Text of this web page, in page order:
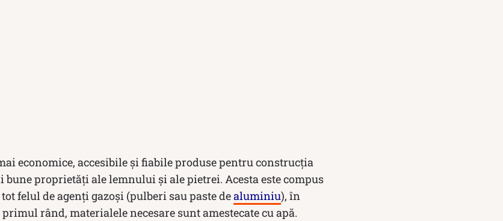
economice, accesibile și fiabile produse pentru construcția
bune proprietăți ale lemnului și ale pietrei. Acesta este compus
felul de agenți gazoși (pulberi sau paste dealuminiu), în
rând, materialele necesare sunt amestecate cu apă.